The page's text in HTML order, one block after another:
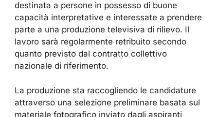
destinata a persone in possesso di buone
capacità interpretative e interessate a prendere
parte a una produzione televisiva di rilievo. Il
lavoro sarà regolarmente retribuito secondo
quanto previsto dal contratto collettivo
nazionale di riferimento.
La produzione sta raccogliendo le candidature
attraverso una selezione preliminare basata sul
materiale fotografico inviato dagli aspiranti